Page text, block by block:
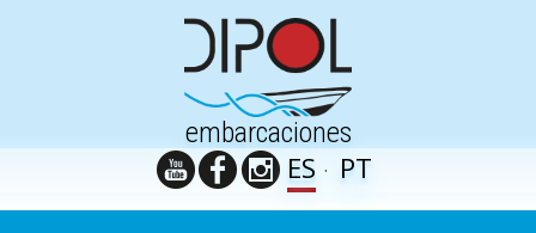
embarcaciones
ES PT